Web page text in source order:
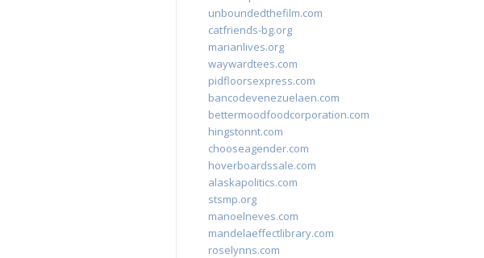
unboundedthefilm.com
catfriends-bg.org
marianlives.org
waywardtees.com
pidfloorsexpress.com
bancodevenezuelaen.com
bettermoodfoodcorporation.com
hingstonnt.com
chooseagender.com
hoverboardssale.com
alaskapolitics.com
stsmp.org
manoelneves.com
mandelaeffectlibrary.com
roselynns.com